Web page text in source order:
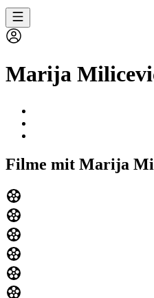
Marija
Filme mit Marija